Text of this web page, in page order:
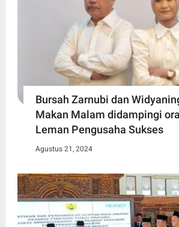
Bursah Zarnubi dan
Makan Malam didampingi
Leman Pengusaha Sukses
Agustus 21, 2024